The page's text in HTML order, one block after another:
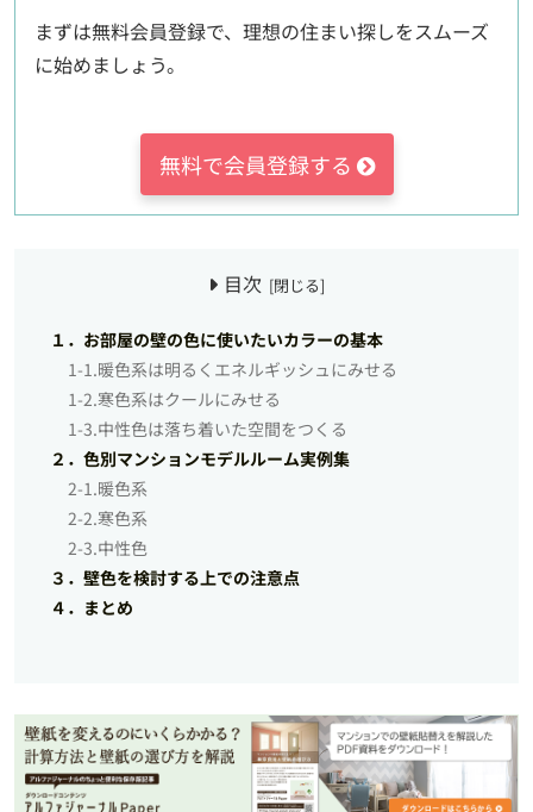
まずは無料会員登録で、理想の住まい探しをスムーズ
に始めましょう。
無料で会員登録する
目次
１．お部屋の壁の色に使いたいカラーの基本
1-1.暖色系は明るくエネルギッシュにみせる
1-2.寒色系はクールにみせる
1-3.中性色は落ち着いた空間をつくる
２．色別マンションモデルルーム実例集
2-1.暖色系
2-2.寒色系
2-3.中性色
３．壁色を検討する上での注意点
４．まとめ